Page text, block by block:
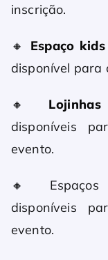
inscrição.
🔸 Espaço kids
disponível para
🔸 Lojinhas
disponíveis
evento.
🔸 Espaços
disponíveis
evento.